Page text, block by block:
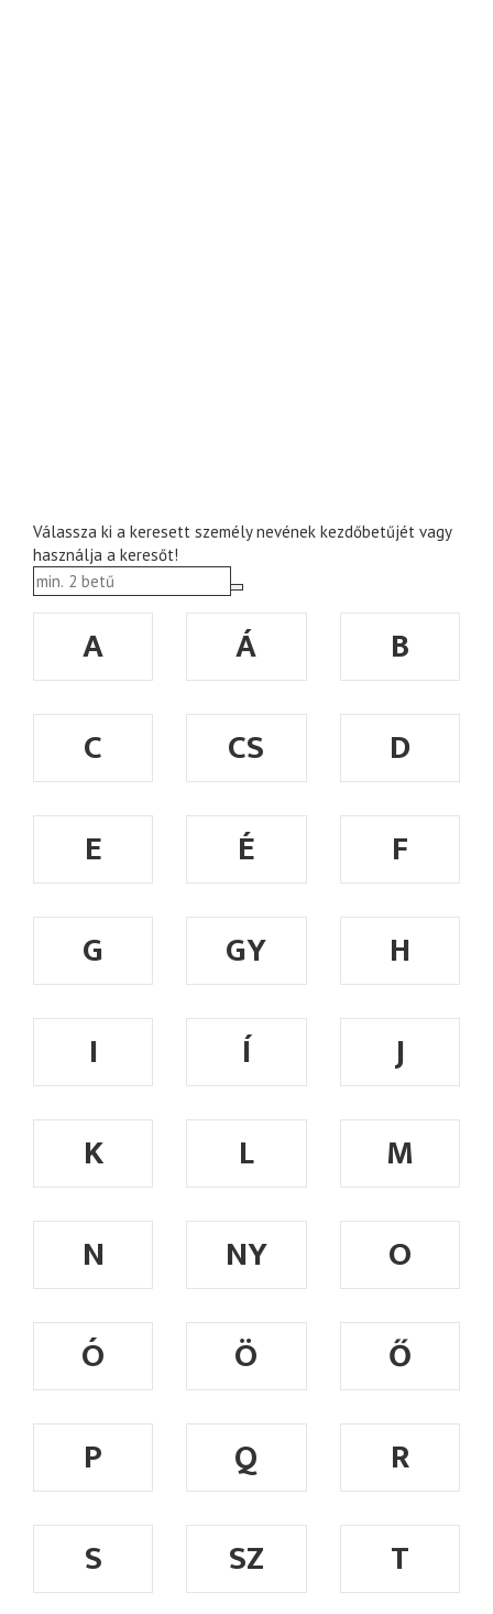
Válassza ki a keresett személy nevének kezdőbetűjét vagy
használja a keresőt!
A Á
B
C
CS
D
E
É
F
G
GY
H
I
Í
J
K
L
M
N
NY
O
Ó
Ö
Ő
P
Q
R
S
SZ T